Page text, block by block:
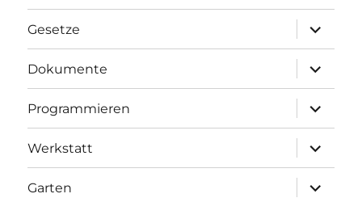
Gesetze
anzeigen
Dokumente
anzeigen
Programmieren
anzeigen
Werkstatt
anzeigen
Garten